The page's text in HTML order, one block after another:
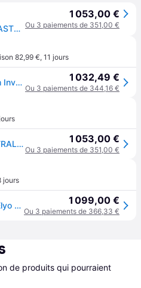
Pompe à chaleur piscine ASTRALPOOL Eco Elyo 9 KW
1 053,00 €
Ou 3 paiements de 351,00 €
82,99 €, 11 jours
Astralpool Eco Elyo-09 4m³/h Inverter Heat Pump Argenté 1 032,49 €
Ou 3 paiements de 344,16 €
Pompe à chaleur piscine ASTRALPOOL Eco Elyo 9 KW 1 053,00 €
Ou 3 paiements de 351,00 €
jours
Astral Pompe à chaleur Eco Elyo 9,5 kw Monophasé (Full Inverter) 1 099,00 €
Ou 3 paiements de 366,33 €
de produits qui pourraient